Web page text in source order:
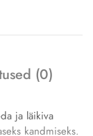
(0)
ja läikiva
kandmiseks.